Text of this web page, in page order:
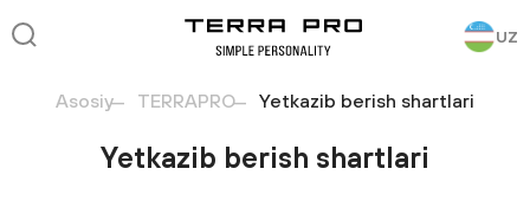
UZ
Asosiy TERRAPRO Yetkazib berish shartlari
Yetkazib berish shartlari